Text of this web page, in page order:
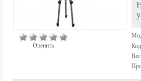
Оценить